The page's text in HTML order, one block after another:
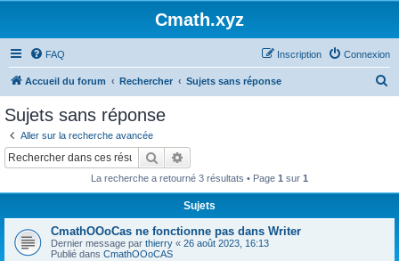
Cmath.xyz
FAQ Connexion
Inscription
Accueil du forum Rechercher Sujets sans réponse
Sujets sans réponse
Aller sur la recherche avancée
Rechercher
La recherche a retourné 3 résultats • Page 1 sur 1
Sujets
CmathOOoCas ne fonctionne pas dans Writer
Dernier message par thierry « 26 août 2023, 16:13
Publié dans CmathOOoCAS